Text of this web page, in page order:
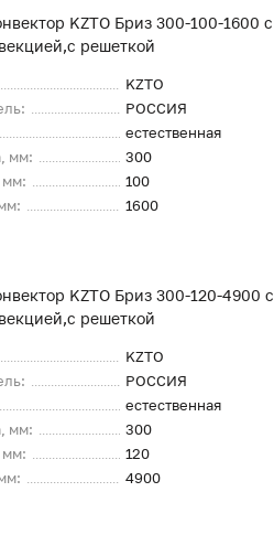
KZTO Бриз 300-100-1600 с
решеткой
KZTO
РОССИЯ
естественная
мм:
300
мм:
100
1600
KZTO Бриз 300-120-4900 с
решеткой
KZTO
РОССИЯ
естественная
мм:
300
мм:
120
4900